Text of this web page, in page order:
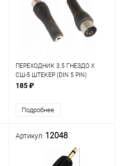
ПЕРЕХОДНИК 3.5 ГНЕЗДО Х
СШ-5 ШТЕКЕР (DIN 5 PIN)
СТЕРЕО ПЛАСТИК
185 ₽
Подробнее
Артикул: 12048